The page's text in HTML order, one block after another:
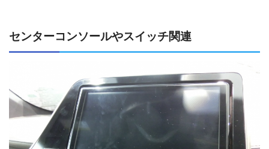
センターコンソールやスイッチ関連